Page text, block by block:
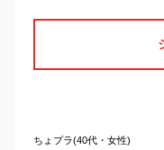
ちょプラ(40代・女性)